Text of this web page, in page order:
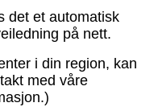
det et automatisk
på nett.
i din region, kan
med våre